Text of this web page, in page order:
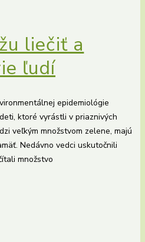
liečiť a
ľudí
epidemiológie
ktoré vyrástli v priaznivých
veľkým množstvom zelene, majú
Nedávno vedci uskutočnili
množstvo